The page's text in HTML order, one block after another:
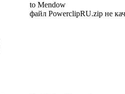
to Mendow
файл PowerclipRU.zip не